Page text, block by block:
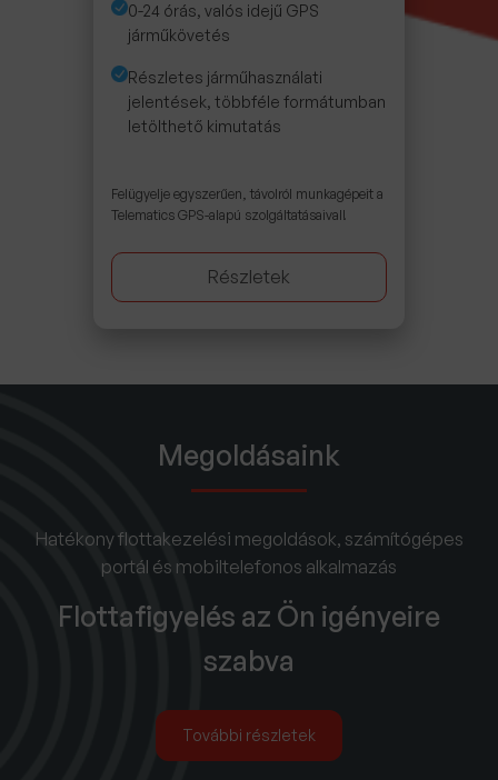
0-24 órás, valós idejű GPS
járműkövetés
Részletes járműhasználati
jelentések, többféle formátumban
letölthető kimutatás
Felügyelje egyszerűen, távolról munkagépeit a
Telematics GPS-alapú szolgáltatásaival!
Részletek
Megoldásaink
Hatékony flottakezelési megoldások, számítógépes
portál és mobiltelefonos alkalmazás
Flottafigyelés az Ön igényeire
szabva
További részletek